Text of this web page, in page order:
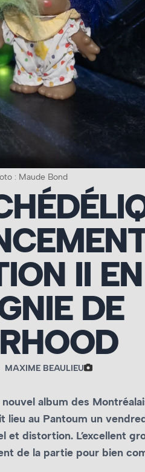
: Maude Bond
II EN
DE
MAXIME BEAULIEU
album des
au Pantoum un
et distortion. L’excellent
de la partie pour bien